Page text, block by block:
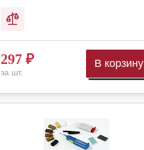
297 ₽
за шт.
В корзину